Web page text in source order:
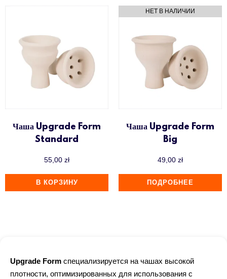
Чаша Upgrade Form
Standard
55,00 zł
В КОРЗИНУ
Чаша Upgrade Form
Big
49,00 zł
ПОДРОБНЕЕ
Upgrade Form специализируется на чашах высокой
плотности, оптимизированных для использования с